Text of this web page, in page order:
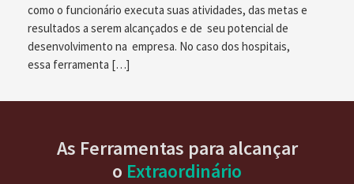
como o funcionário executa suas atividades, das metas e
resultados a serem alcançados e de seu potencial de
desenvolvimento na empresa. No caso dos hospitais,
essa ferramenta […]
As Ferramentas para alcançar
o Extraordinário